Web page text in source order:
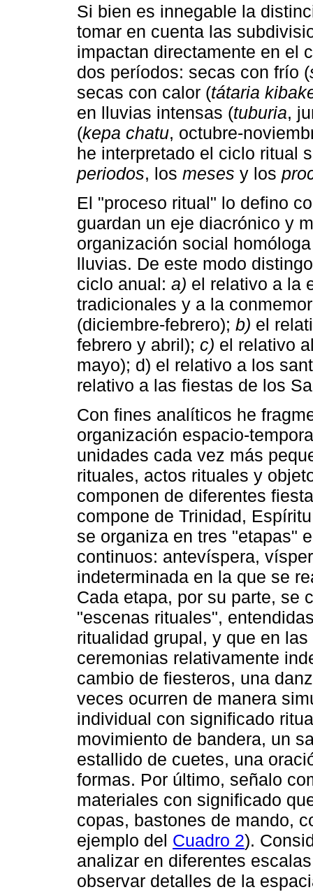
Si bien es innegable la
tomar en cuenta las
impactan directamente en el
dos períodos: secas con frío (
secas con calor (tátaria
en lluvias intensas (tuburia,
(kepa chatu, octubre-
he interpretado el ciclo ritual
periodos, los meses y los
El "proceso ritual" lo defino
guardan un eje diacrónico y
organización social
lluvias. De este modo
ciclo anual: a) el relativo a la
tradicionales y a la
(diciembre-febrero); b) el
febrero y abril); c) el relativo
mayo); d) el relativo a los
relativo a las fiestas de los
Con fines analíticos he
organización espacio-
unidades cada vez más
rituales, actos rituales y
componen de diferentes
compone de Trinidad,
se organiza en tres "etapas"
continuos: antevíspera,
indeterminada en la que se
Cada etapa, por su parte, se
"escenas rituales",
ritualidad grupal, y que en
ceremonias relativamente
cambio de fiesteros, una
veces ocurren de manera
individual con significado
movimiento de bandera, un
estallido de cuetes, una
formas. Por último, señalo
materiales con significado
copas, bastones de mando,
ejemplo del Cuadro 2).
analizar en diferentes
observar detalles de la